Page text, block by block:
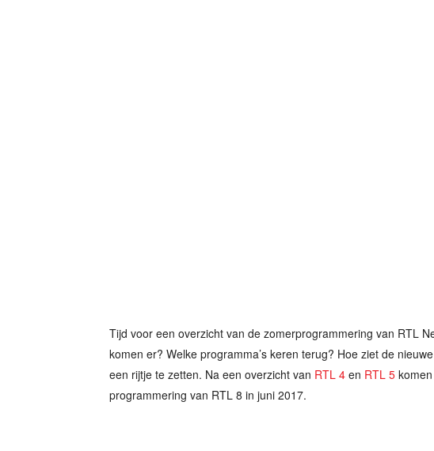
Tijd voor een overzicht van de zomerprogrammering van RTL
komen er? Welke programma’s keren terug? Hoe ziet de
een rijtje te zetten. Na een overzicht van RTL 4 en RTL 5
programmering van RTL 8 in juni 2017.